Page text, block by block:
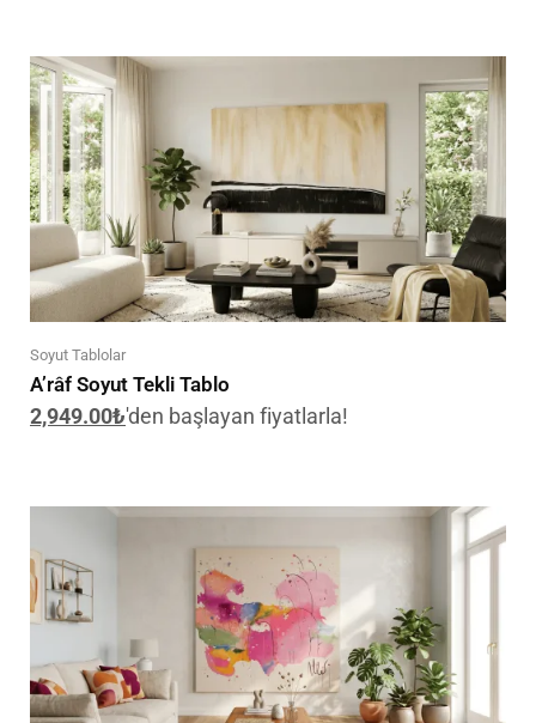
Soyut Tablolar
A’râf Soyut Tekli Tablo
2,949.00₺'den başlayan fiyatlarla!